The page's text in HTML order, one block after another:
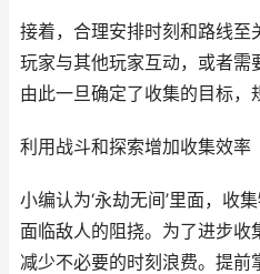
接着，合理安排时刻和路线至
玩家与其他玩家互动，或者需
由此一旦确定了收集的目标，
利用战斗和探索增加收集效率
小编认为‘永劫无间’里面，收
面临敌人的阻挠。为了进步
减少不必要的时刻浪费。提前